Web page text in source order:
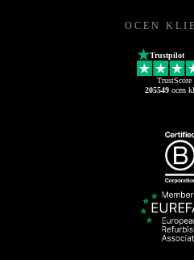
OCEN
Trustpilot
TrustScore
205549ocen